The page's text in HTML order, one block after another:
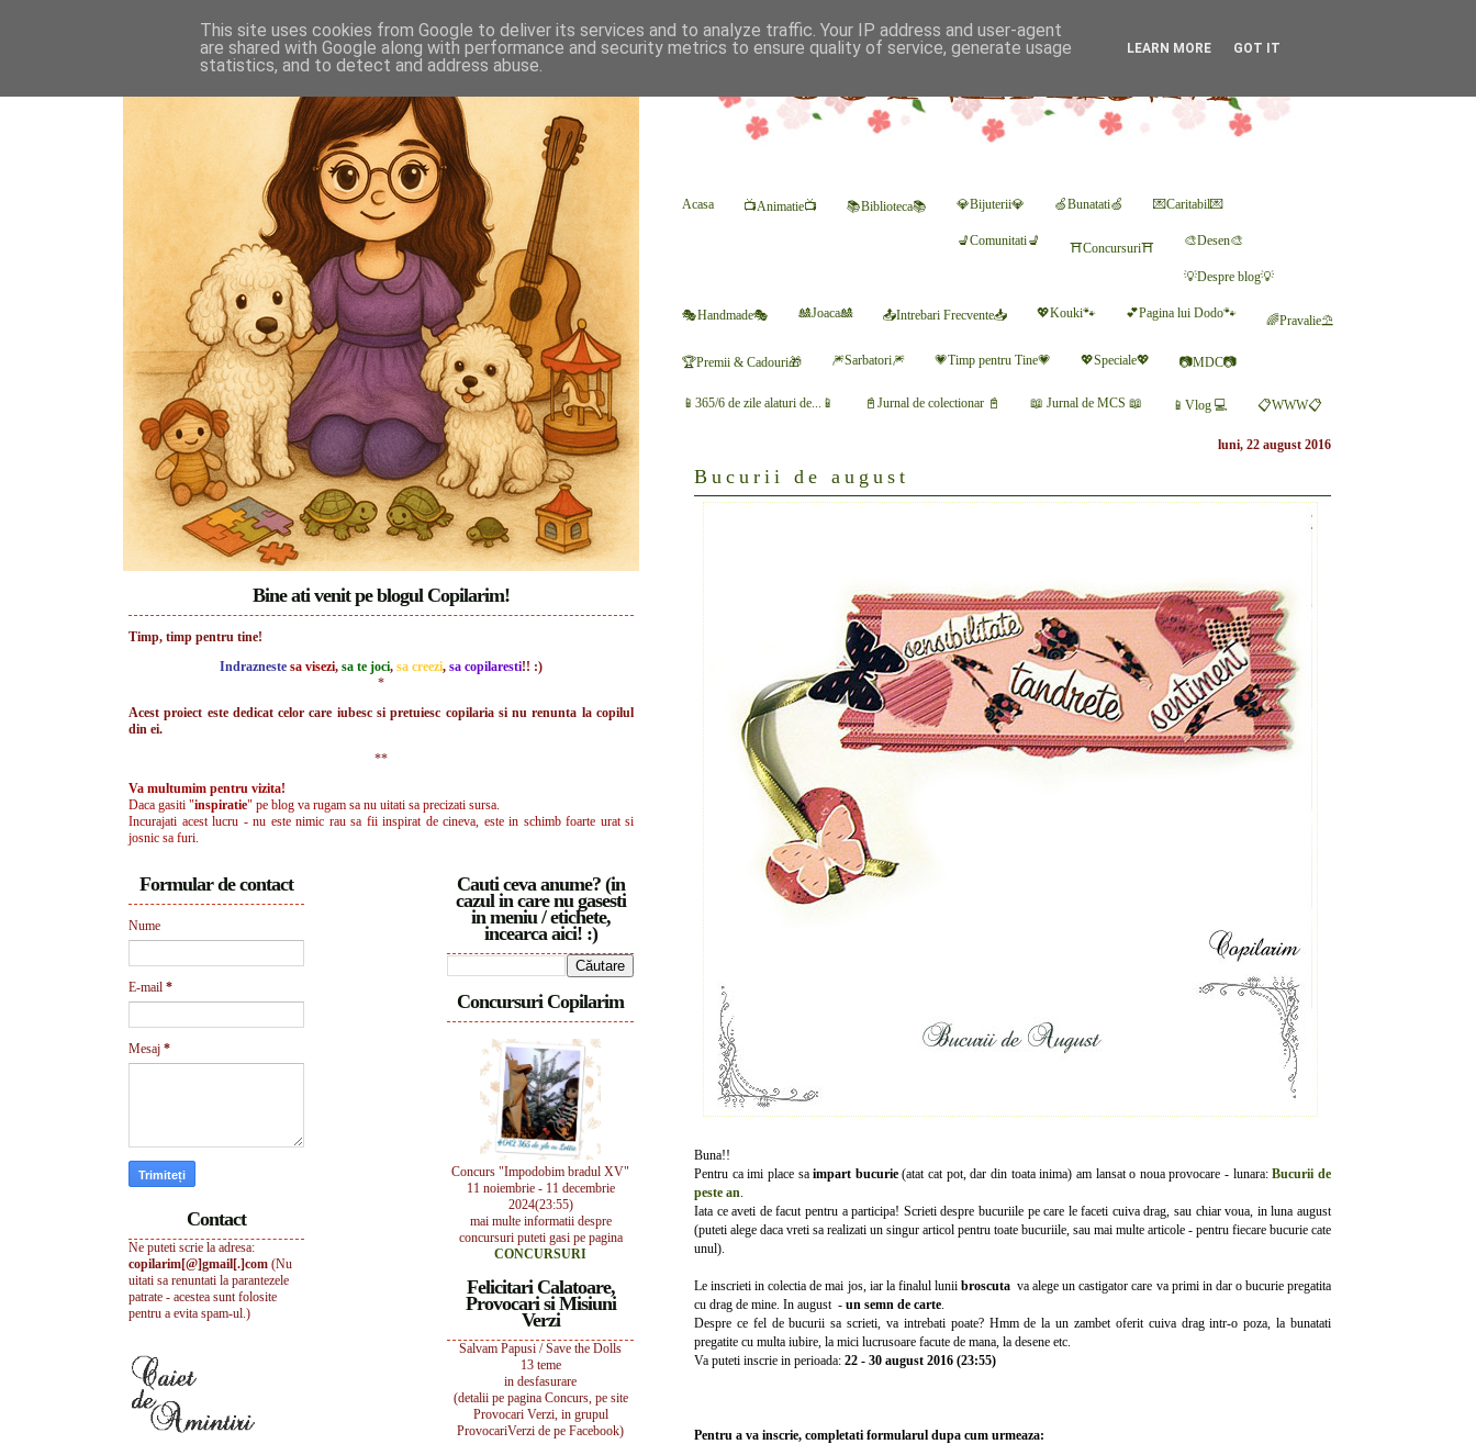
Acasa 📺Animatie📺 📚Biblioteca📚 💎Bijuterii💎 🍏Bunatati🍏 💌Caritabil💌
💺Comunitati💺 ⛩Concursuri⛩ 🎨Desen🎨
💡Despre blog💡
🎭Handmade🎭 🎎Joaca🎎 📤Intrebari Frecvente📥 💖Kouki🐾 💕Pagina lui Dodo🐾 🌈Pravalie⛱
🏆Premii & Cadouri🎁 🎆Sarbatori🎆 💗Timp pentru Tine💗 💖Speciale💖 📷MDC📷
📱365/6 de zile alaturi de...📱 📓Jurnal de colectionar 📓 📖 Jurnal de MCS 📖 📱Vlog 💻 📋WWW📋
luni, 22 august 2016
Bucurii de august
Buna!!
Pentru ca imi place saimpart bucurie(atat cat pot, dar din toata inima) am lansat o noua provocare - lunara:Bucurii de
peste an.
Iata ce aveti de facut pentru a participa! Scrieti despre bucuriile pe care le faceti cuiva drag, sau chiar voua, in luna august
(puteti alege daca vreti sa realizati un singur articol pentru toate bucuriile, sau mai multe articole - pentru fiecare bucurie cate
unul).
Le inscrieti in colectia de mai jos, iar la finalul luniibroscutava alege un castigator care va primi in dar o bucurie pregatita
cu drag de mine. In august - un semn de carte.
Despre ce fel de bucurii sa scrieti, va intrebati poate? Hmm de la un zambet oferit cuiva drag intr-o poza, la bunatati
pregatite cu multa iubire, la mici lucrusoare facute de mana, la desene etc.
Va puteti inscrie in perioada: 22 - 30 august 2016 (23:55)
Pentru a va inscrie, completati formularul dupa cum urmeaza:
Bine ati venit pe blogul Copilarim!
Timp, timp pentru tine!
Indrazneste sa visezi, sa te joci, sa creezi, sa copilaresti!! :)
*
Acest proiect este dedicat celor care iubesc si pretuiesc copilaria si nu renunta la copilul
din ei.
**
Va multumim pentru vizita!
Daca gasiti "inspiratie" pe blog va rugam sa nu uitati sa precizati sursa.
Incurajati acest lucru - nu este nimic rau sa fii inspirat de cineva, este in schimb foarte urat si
josnic sa furi.
Cauti ceva anume? (in
cazul in care nu gasesti
in meniu / etichete,
incearca aici! :)
Concursuri Copilarim
Concurs "Impodobim bradul XV"
11 noiembrie - 11 decembrie
2024(23:55)
mai multe informatii despre
concursuri puteti gasi pe pagina
CONCURSURI
Felicitari Calatoare,
Provocari si Misiuni
Verzi
Salvam Papusi / Save the Dolls
13 teme
in desfasurare
(detalii pe pagina Concurs, pe site
Provocari Verzi, in grupul
ProvocariVerzi de pe Facebook)
Formular de contact
Nume
E-mail *
Mesaj *
Contact
Ne puteti scrie la adresa:
copilarim[@]gmail[.]com (Nu
uitati sa renuntati la parantezele
patrate - acestea sunt folosite
pentru a evita spam-ul.)
This site uses cookies from Google to deliver its services and to analyze traffic. Your IP address and user-agent
are shared with Google along with performance and security metrics to ensure quality of service, generate usage
statistics, and to detect and address abuse.
LEARN MORE GOT IT